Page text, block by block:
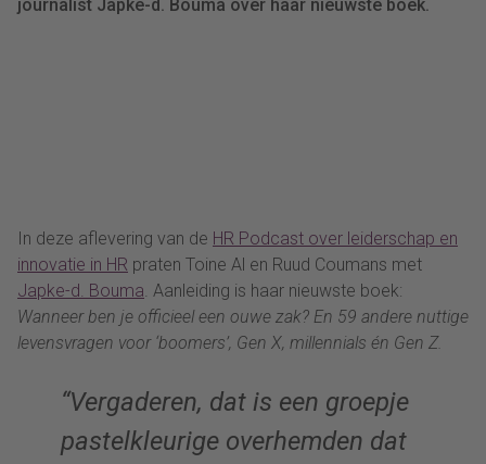
journalist Japke-d. Bouma over haar nieuwste boek.
In deze aflevering van de HR Podcast over leiderschap en
innovatie in HR praten Toine Al en Ruud Coumans met
Japke-d. Bouma. Aanleiding is haar nieuwste boek:
Wanneer ben je officieel een ouwe zak? En 59 andere nuttige
levensvragen voor ‘boomers’, Gen X, millennials én Gen Z.
“Vergaderen, dat is een groepje
pastelkleurige overhemden dat